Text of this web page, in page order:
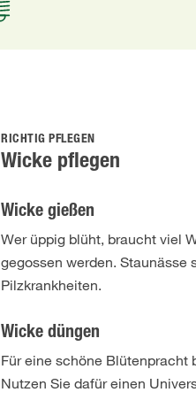
RICHTIG PFLEGEN
Wicke pflegen
Wicke gießen
Wer üppig blüht, braucht viel
gegossen werden.
Pilzkrankheiten.
Wicke düngen
Für eine schöne Blütenpracht
Nutzen Sie dafür einen